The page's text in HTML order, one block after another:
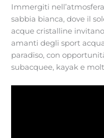
Immergiti
sabbia bianca, dove il
acque cristalline
amanti degli sport
paradiso, con
subacquee, kayak e